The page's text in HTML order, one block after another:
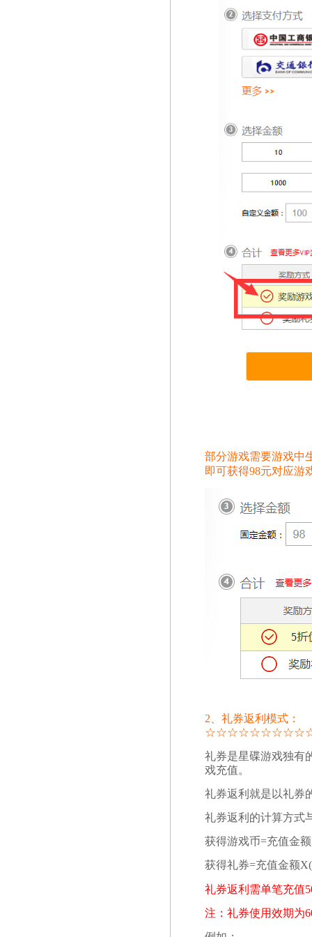
部分游戏需要游戏中
即可获得98元对应游
2、礼券返利模式：
☆☆☆☆☆☆☆☆☆
礼券是星碟游戏独有
戏充值。
礼券返利就是以礼券
礼券返利的计算方式
获得游戏币=充值金
获得礼券=充值金额
礼券返利需单笔充值
注：礼券使用效期为